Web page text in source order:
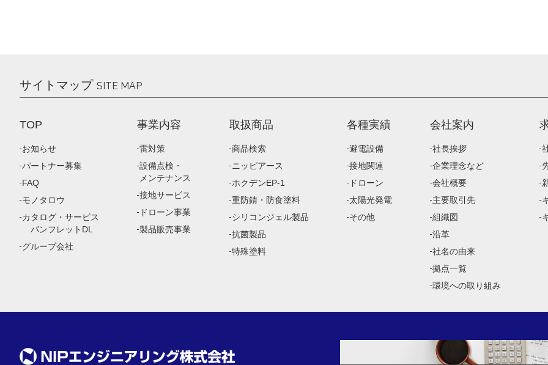
サイトマップ SITE MAP
TOP
お知らせ
パートナー募集
FAQ
モノタロウ
カタログ・サービス
パンフレットDL
グループ会社
事業内容
雷対策
設備点検・
メンテナンス
接地サービス
ドローン事業
製品販売事業
取扱商品
商品検索
ニッピアース
ホクデンEP-1
重防錆・防食塗料
シリコンジェル製品
抗菌製品
特殊塗料
各種実績
避電設備
接地関連
ドローン
太陽光発電
その他
会社案内
社長挨拶
企業理念など
会社概要
主要取引先
組織図
沿革
社名の由来
拠点一覧
環境への取り組み